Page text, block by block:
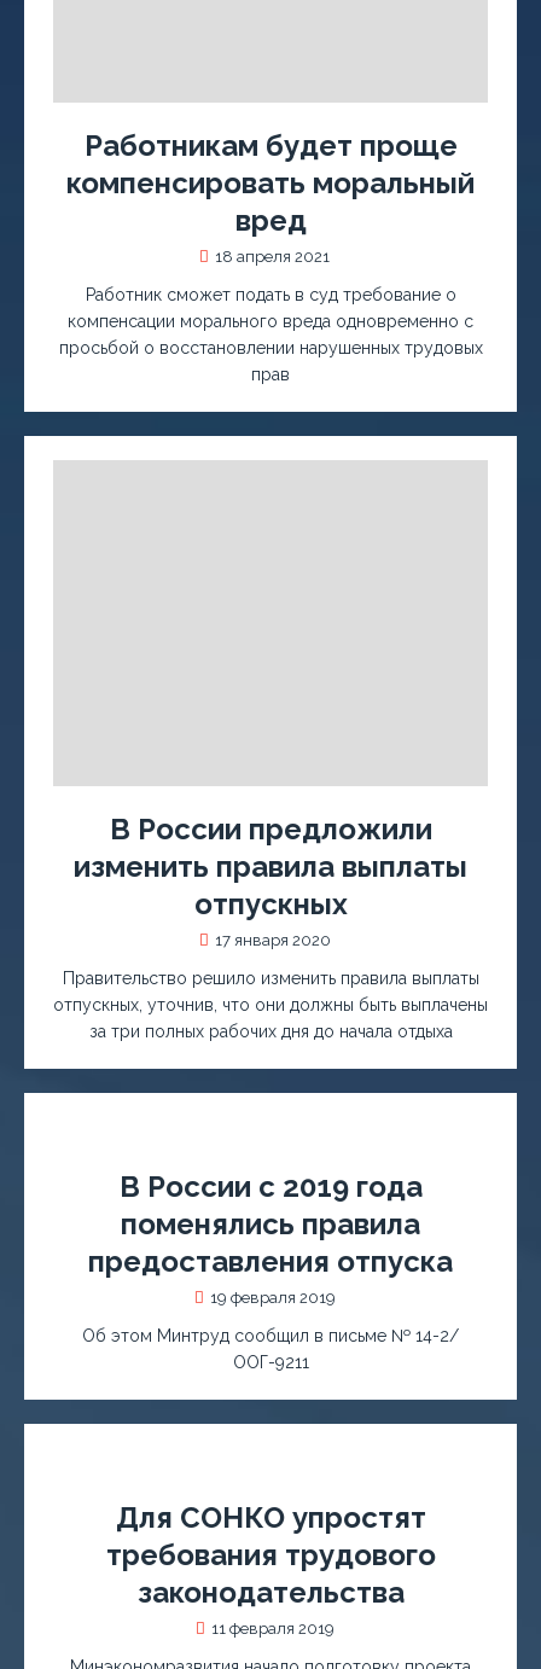
Работникам будет проще
компенсировать моральный
вред
18 апреля 2021
Работник сможет подать в суд требование о
компенсации морального вреда одновременно с
просьбой о восстановлении нарушенных трудовых
прав
В России предложили
изменить правила выплаты
отпускных
17 января 2020
Правительство решило изменить правила выплаты
отпускных, уточнив, что они должны быть выплачены
за три полных рабочих дня до начала отдыха
В России с 2019 года
поменялись правила
предоставления отпуска
19 февраля 2019
Об этом Минтруд сообщил в письме № 14-2/
ООГ-9211
Для СОНКО упростят
требования трудового
законодательства
11 февраля 2019